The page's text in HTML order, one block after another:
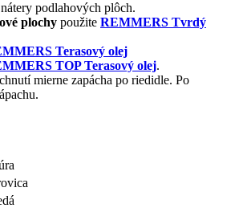
podlahových plôch.
plochy použite REMMERS Tvrdý
Terasový olej
TOP Terasový olej.
mierne zapácha po riedidle. Po